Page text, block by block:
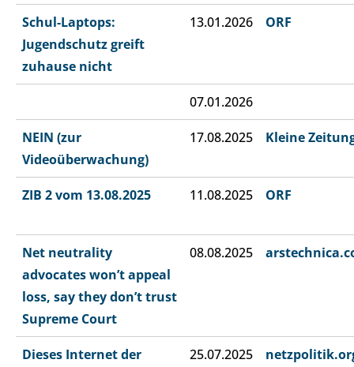
Schul-Laptops:
Jugendschutz greift
zuhause nicht
13.01.2026 ORF
07.01.2026
NEIN (zur
Videoüberwachung)
17.08.2025 Kleine
ZIB 2 vom 13.08.2025 11.08.2025 ORF
Net neutrality
advocates won’t appeal
loss, say they don’t trust
Supreme Court
08.08.2025
Dieses Internet der
25.07.2025